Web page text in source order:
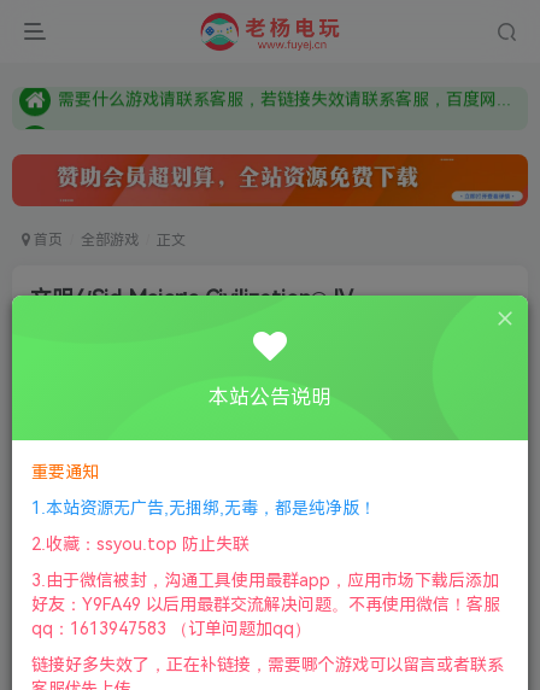
由于微信被封，沟通工具使用最群app，应用市场下载后添加好友：Y9FA49 以后用最群交流解决问题。不再使用微信！
本站资源来自网络搜集，如有侵权，请联系删除：fuyej@qq.com 附上证书和内容链接
需要什么游戏请联系客服，若链接失效请联系客服，百度网盘边上的激活码也是解压密码
首页 全部游戏 正文
文明4/Sid Meier’s Civilization® IV
文明4/Sid Meier’s Civilization® IV
此内容为付费资源，请付费后查看
鲜花 5
赞助会员 免费
付费资源
本站公告说明
重要通知
1.本站资源无广告,无捆绑,无毒，都是纯净版！
2.收藏：ssyou.top 防止失联
3.由于微信被封，沟通工具使用最群app，应用市场下载后添加
好友：Y9FA49 以后用最群交流解决问题。不再使用微信！客服
qq：1613947583 （订单问题加qq）
链接好多失效了，正在补链接，需要哪个游戏可以留言或者联系